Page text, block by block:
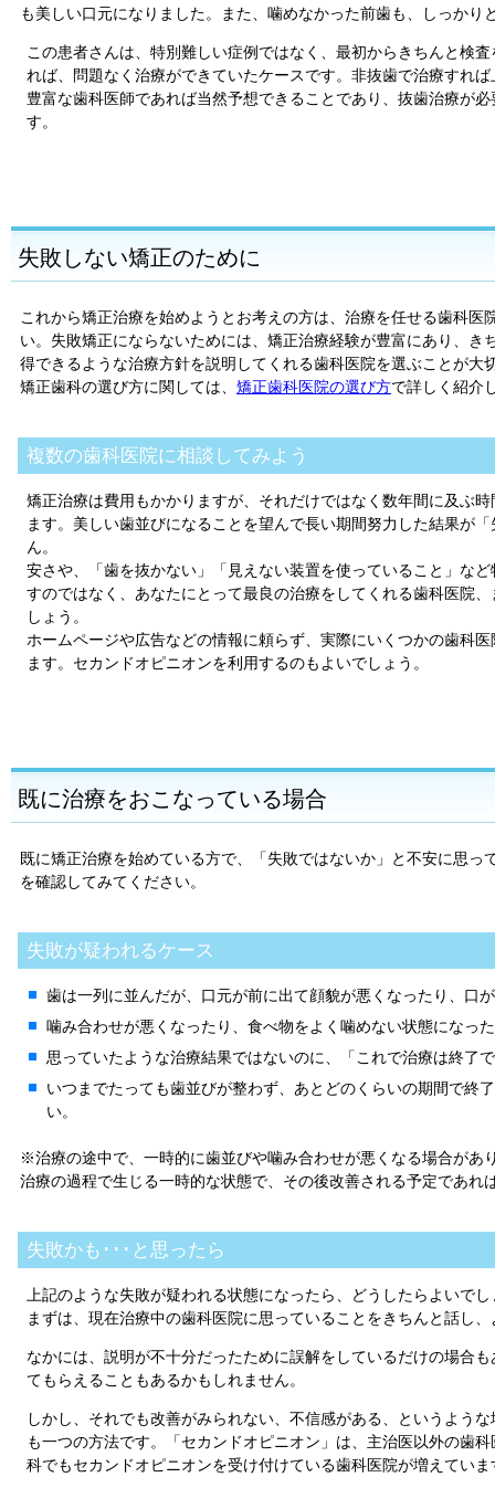
も美しい口元になりました。また、噛めなかった前歯も、しっかり
この患者さんは、特別難しい症例ではなく、最初からきちんと検
れば、問題なく治療ができていたケースです。非抜歯で治療すれ
豊富な歯科医師であれば当然予想できることであり、抜歯治療が
す。
失敗しない矯正のために
これから矯正治療を始めようとお考えの方は、治療を任せる歯科医
い。失敗矯正にならないためには、矯正治療経験が豊富にあり、き
得できるような治療方針を説明してくれる歯科医院を選ぶことが大
矯正歯科の選び方に関しては、 矯正歯科医院の選び方で詳しく紹介
複数の歯科医院に相談してみよう
矯正治療は費用もかかりますが、それだけではなく数年間に及ぶ
ます。美しい歯並びになることを望んで長い期間努力した結果が
ん。
安さや、「歯を抜かない」「見えない装置を使っていること」な
すのではなく、あなたにとって最良の治療をしてくれる歯科医院
しょう。
ホームページや広告などの情報に頼らず、実際にいくつかの歯科
ます。セカンドオピニオンを利用するのもよいでしょう。
既に治療をおこなっている場合
既に矯正治療を始めている方で、「失敗ではないか」と不安に思っ
を確認してみてください。
失敗が疑われるケース
歯は一列に並んだが、口元が前に出て顔貌が悪くなったり、口
噛み合わせが悪くなったり、食べ物をよく噛めない状態になっ
思っていたような治療結果ではないのに、「これで治療は終了
いつまでたっても歯並びが整わず、あとどのくらいの期間で終
い。
※治療の途中で、一時的に歯並びや噛み合わせが悪くなる場合があ
治療の過程で生じる一時的な状態で、その後改善される予定であれ
失敗かも･･･と思ったら
上記のような失敗が疑われる状態になったら、どうしたらよいで
まずは、現在治療中の歯科医院に思っていることをきちんと話し
なかには、説明が不十分だったために誤解をしているだけの場合
てもらえることもあるかもしれません。
しかし、それでも改善がみられない、不信感がある、というよう
も一つの方法です。「セカンドオピニオン」は、主治医以外の歯
科でもセカンドオピニオンを受け付けている歯科医院が増えてい